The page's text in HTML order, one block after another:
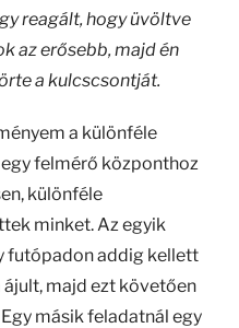
reagált, hogy üvöltve
az erősebb, majd én
a kulcscsontját.
a különféle
felmérő központhoz
különféle
minket. Az egyik
futópadon addig kellett
majd ezt követően
másik feladatnál egy